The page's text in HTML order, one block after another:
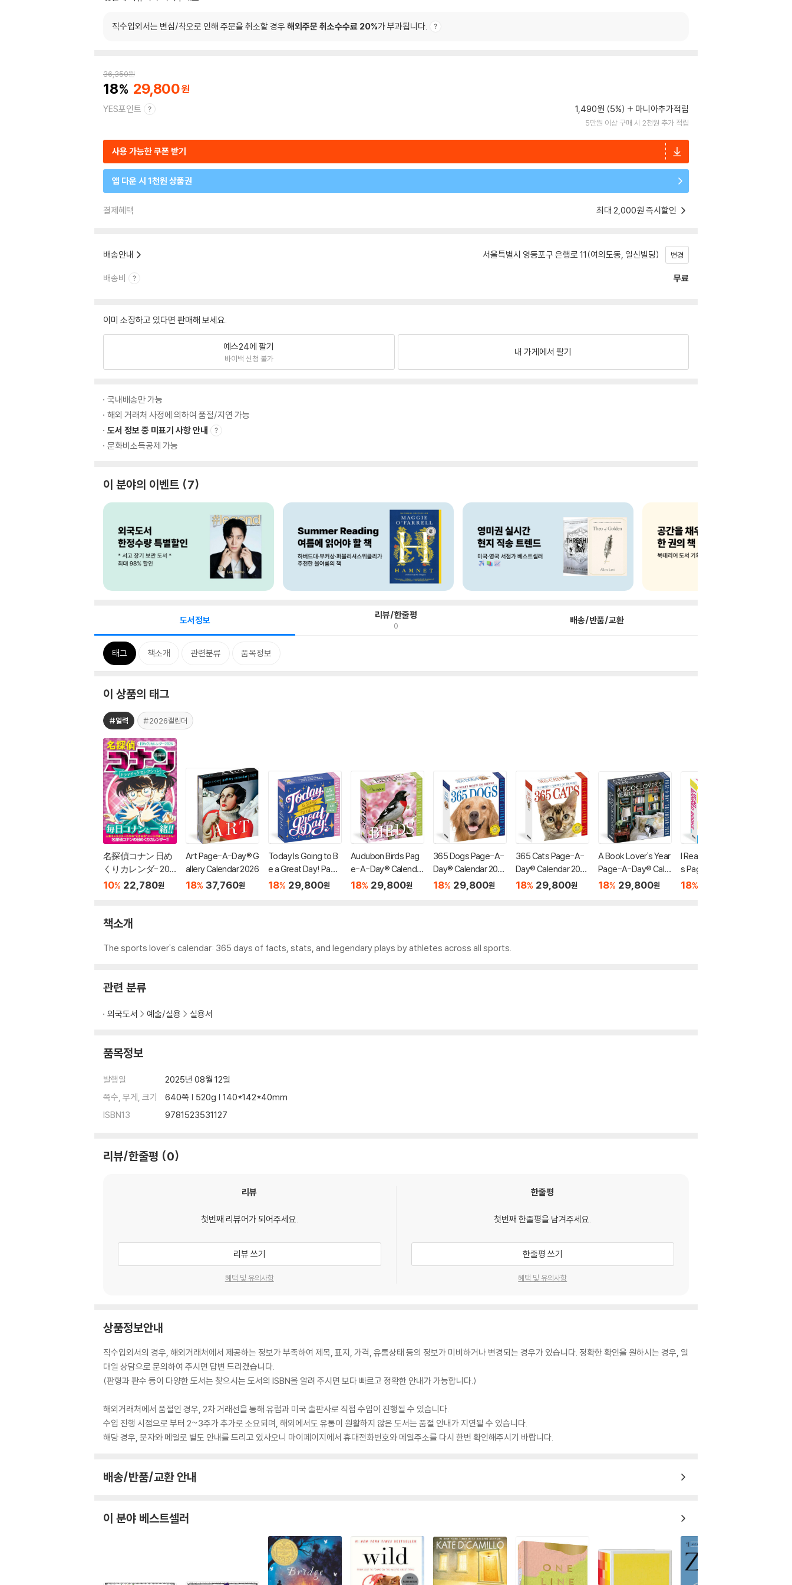
직수입외서는 변심/착오로 인해 주문을 취소할 경우 해외주문 취소수수료 20%가 부과됩니다.
36,350원
18 29,800
YES포인트 1,490원 (5%) 마니아추가적립
5만원 이상 구매 시 2천원 추가 적립
사용 가능한 쿠폰 받기
앱 다운 시 1천원 상품권
결제혜택 최대 2,000원 즉시할인
배송안내 서울특별시 영등포구 은행로 11(여의도동, 일신빌딩) 변경
배송비 무료
이미 소장하고 있다면 판매해 보세요.
예스24에 팔기
바이백 신청 불가
내 가게에서 팔기
국내배송만 가능
해외 거래처 사정에 의하여 품절/지연 가능
도서 정보 중 미표기 사항 안내
문화비소득공제 가능
이 분야의 이벤트 7
도서정보 리뷰/한줄평
0 배송/반품/교환
태그 책소개 관련분류 품목정보
이 상품의 태그
#일력 #2026캘린더
名探偵コナン 日め
くりカレンダ- 202
6 ~ドラマチックセ
10% 22,780원
Art Page-A-Day® G
allery Calendar 2026
18% 37,760원
Today Is Going to B
e a Great Day! Page
-A-Day® Calendar
18% 29,800원
Audubon Birds Pag
e-A-Day® Calendar
2026
18% 29,800원
365 Dogs Page-A-
Day® Calendar 202
6
18% 29,800원
365 Cats Page-A-
Day® Calendar 202
6
18% 29,800원
A Book Lover's Year
Page-A-Day® Cale
ndar 2026
18% 29,800원
I Read Banned Book
s Page-A-Day® Cal
endar 2026
18%
책소개
The sports lover's calendar: 365 days of facts, stats, and legendary plays by athletes across all sports.
관련 분류
외국도서 예술/실용 실용서
품목정보
발행일
2025년 08월 12일
쪽수, 무게, 크기
640쪽 | 520g | 140*142*40mm
ISBN13
9781523531127
리뷰/한줄평 0
리뷰
첫번째 리뷰어가 되어주세요.
리뷰 쓰기
혜택 및 유의사항
한줄평
첫번째 한줄평을 남겨주세요.
한줄평 쓰기
혜택 및 유의사항
상품정보안내
직수입외서의 경우, 해외거래처에서 제공하는 정보가 부족하여 제목, 표지, 가격, 유통상태 등의 정보가 미비하거나 변경되는 경우가 있습니다. 정확한 확인을 원하시는 경우, 일
대일 상담으로 문의하여 주시면 답변 드리겠습니다.
(판형과 판수 등이 다양한 도서는 찾으시는 도서의 ISBN을 알려 주시면 보다 빠르고 정확한 안내가 가능합니다.)
해외거래처에서 품절인 경우, 2차 거래선을 통해 유럽과 미국 출판사로 직접 수입이 진행될 수 있습니다.
수입 진행 시점으로 부터 2~3주가 추가로 소요되며, 해외에서도 유통이 원활하지 않은 도서는 품절 안내가 지연될 수 있습니다.
해당 경우, 문자와 메일로 별도 안내를 드리고 있사오니 마이페이지에서 휴대전화번호와 메일주소를 다시 한번 확인해주시기 바랍니다.
배송/반품/교환 안내
이 분야 베스트셀러